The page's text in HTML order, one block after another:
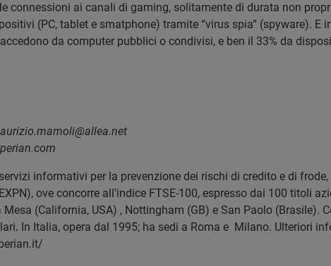
connessioni ai canali di gaming, solitamente di durata non
(PC, tablet e smatphone) tramite “virus spia” (spyware). E
da computer pubblici o condivisi, e ben il 33% da
informativi per la prevenzione dei rischi di credito e di
ove concorre all’indice FTSE-100, espresso dai 100 titoli
(California, USA) , Nottingham (GB) e San Paolo (Brasile).
. In Italia, opera dal 1995; ha sedi a Roma e Milano. Ulteriori